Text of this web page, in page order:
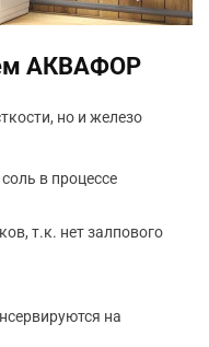
АКВАФОР
но и железо
в процессе
т.к. нет залпового
на